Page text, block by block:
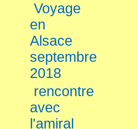
Voyage
en
Alsace
septembre
2018
rencontre
avec
l'amiral